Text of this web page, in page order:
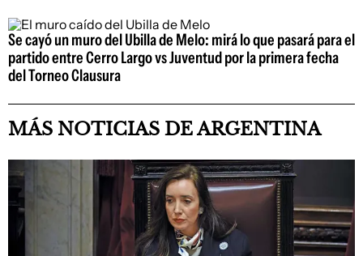
Se cayó un muro del Ubilla de Melo: mirá lo que pasará para el
partido entre Cerro Largo vs Juventud por la primera fecha
del Torneo Clausura
MÁS NOTICIAS DE ARGENTINA